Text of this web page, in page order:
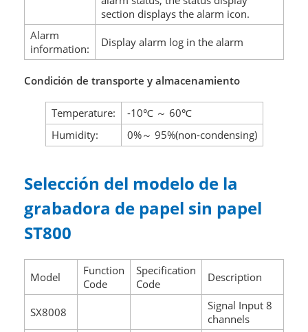
section displays the alarm icon.
Alarm
information:
Display alarm log in the alarm
Condición de transporte y almacenamiento
Temperature:
-10℃ ～ 60℃
Humidity:
0%～ 95%(non-condensing)
Selección del modelo de la
grabadora de papel sin papel
ST800
Model
Function
Code
Specification
Code
Description
SX8008
Signal Input 8
channels